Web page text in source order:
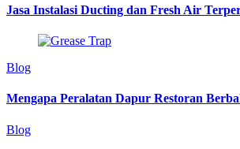
Jasa Instalasi Ducting dan Fresh Air
Blog
Mengapa Peralatan Dapur Restoran
Blog